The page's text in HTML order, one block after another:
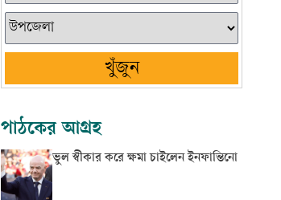
খুঁজুন
পাঠকের আগ্রহ
ভুল স্বীকার করে ক্ষমা চাইলেন ইনফান্তিনো